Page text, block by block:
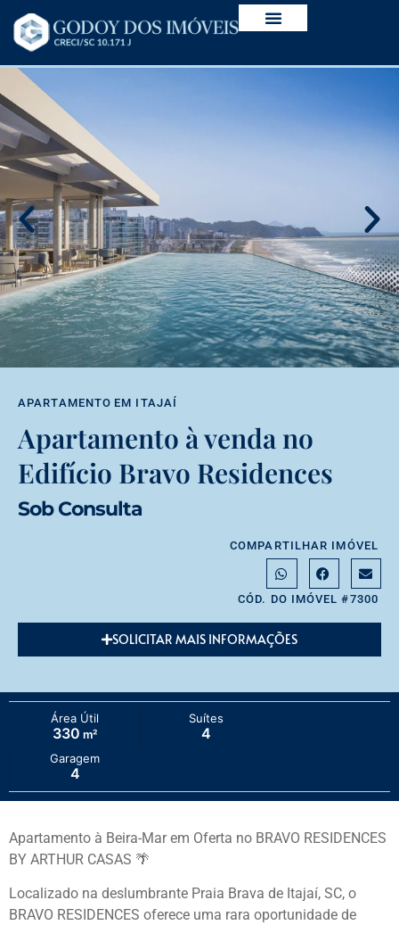
APARTAMENTO EM ITAJAÍ
Apartamento à venda no
Edifício Bravo Residences
Sob Consulta
COMPARTILHAR IMÓVEL
CÓD. DO IMÓVEL #7300
SOLICITAR MAIS INFORMAÇÕES
Área Útil
330 m²
Suítes
4
Garagem
4
Apartamento à Beira-Mar em Oferta no BRAVO RESIDENCES
BY ARTHUR CASAS 🌴
Localizado na deslumbrante Praia Brava de Itajaí, SC, o
BRAVO RESIDENCES oferece uma rara oportunidade de